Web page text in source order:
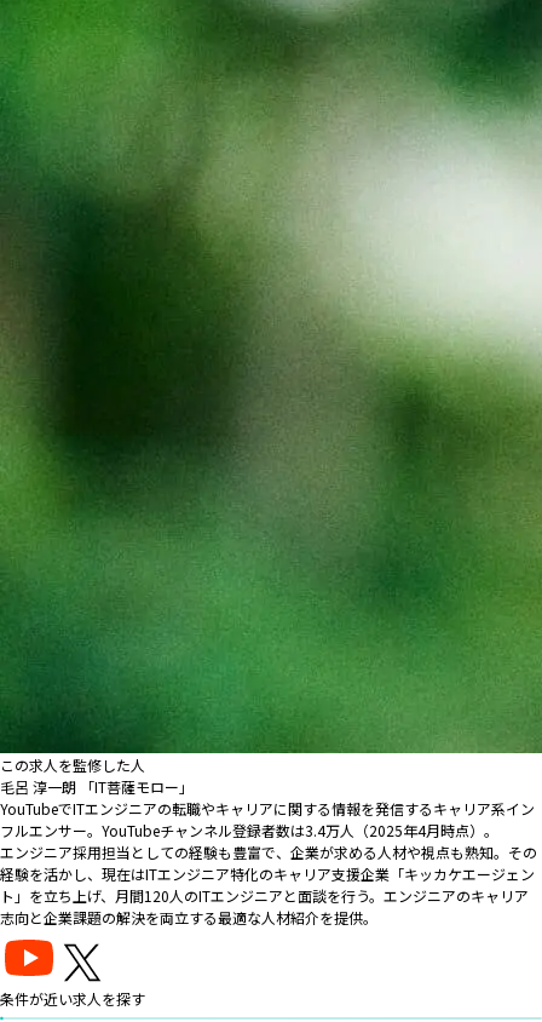
この求人を監修した人
毛呂 淳一朗 「IT菩薩モロー」
YouTubeでITエンジニアの転職やキャリアに関する情報を発信するキャリア系イン
フルエンサー。YouTubeチャンネル登録者数は3.4万人（2025年4月時点）。
エンジニア採用担当としての経験も豊富で、企業が求める人材や視点も熟知。その
経験を活かし、現在はITエンジニア特化のキャリア支援企業「キッカケエージェン
ト」を立ち上げ、月間120人のITエンジニアと面談を行う。エンジニアのキャリア
志向と企業課題の解決を両立する最適な人材紹介を提供。
条件が近い求人を探す